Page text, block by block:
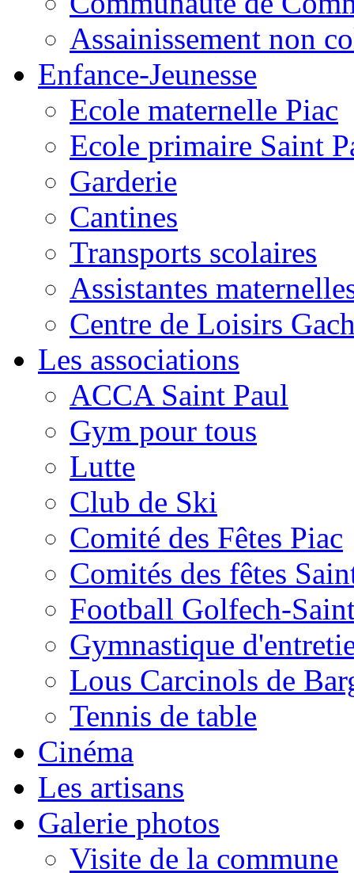
Assainissement non
Enfance-Jeunesse
Ecole maternelle Piac
Ecole primaire Saint
Garderie
Cantines
Transports scolaires
Assistantes
Centre de Loisirs
Les associations
ACCA Saint Paul
Gym pour tous
Lutte
Club de Ski
Comité des Fêtes Piac
Comités des fêtes
Football Golfech-
Gymnastique
Lous Carcinols de
Tennis de table
Cinéma
Les artisans
Galerie photos
Visite de la commune